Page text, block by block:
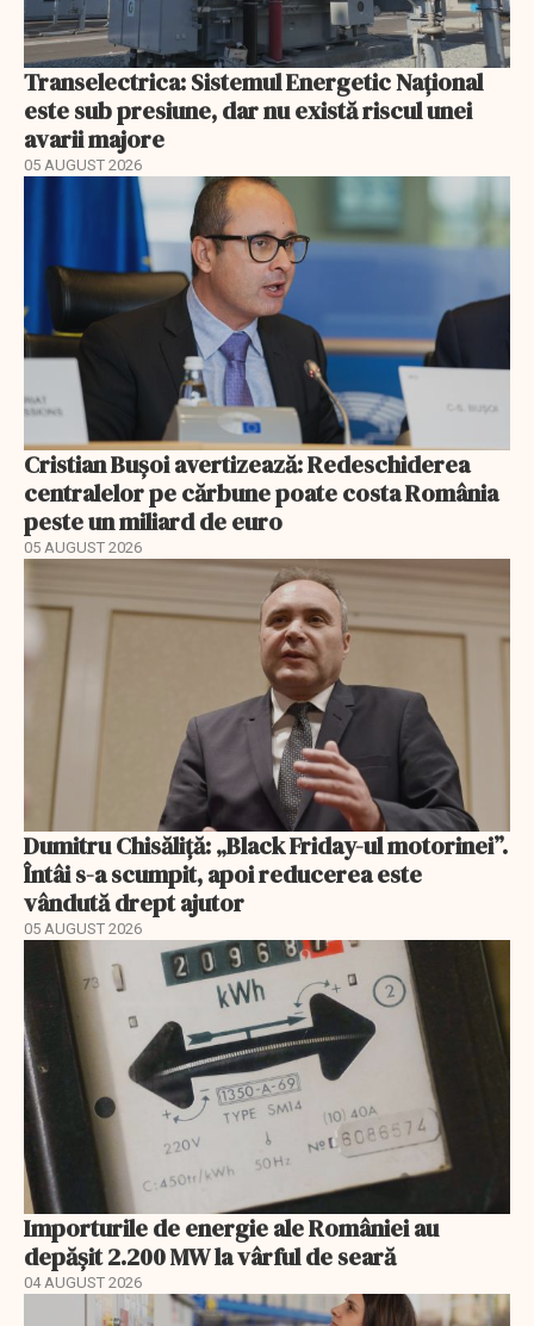
Transelectrica: Sistemul Energetic Național
este sub presiune, dar nu există riscul unei
avarii majore
05 AUGUST 2026
Cristian Bușoi avertizează: Redeschiderea
centralelor pe cărbune poate costa România
peste un miliard de euro
05 AUGUST 2026
Dumitru Chisăliță: „Black Friday-ul motorinei”.
Întâi s-a scumpit, apoi reducerea este
vândută drept ajutor
05 AUGUST 2026
Importurile de energie ale României au
depășit 2.200 MW la vârful de seară
04 AUGUST 2026